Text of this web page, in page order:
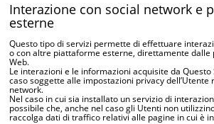
Interazione con social network e
esterne
Questo tipo di servizi permette di effettuare
o con altre piattaforme esterne, direttamente dalle
Web.
Le interazioni e le informazioni acquisite da Questo
caso soggette alle impostazioni privacy dell’Utente
network.
Nel caso in cui sia installato un servizio di
possibile che, anche nel caso gli Utenti non
raccolga dati di traffico relativi alle pagine in cui è